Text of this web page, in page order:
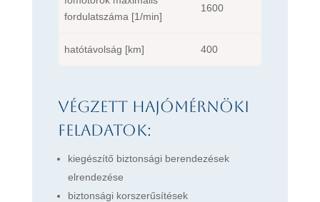
fordulatszáma [1/min]
1600
hatótávolság [km] 400
Végzett hajómérnöki
feladatok:
kiegészítő biztonsági berendezések
elrendezése
biztonsági korszerűsítések